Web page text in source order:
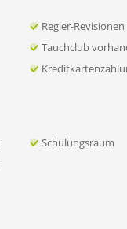
Regler-Revisionen
Tauchclub
Schulungsraum